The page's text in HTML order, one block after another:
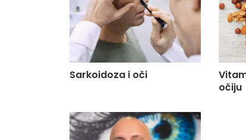
Sarkoidoza i oči
očiju